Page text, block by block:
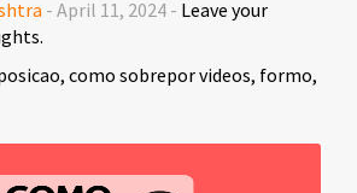
- April 11, 2024 - Leave your
, como sobrepor videos, formo,